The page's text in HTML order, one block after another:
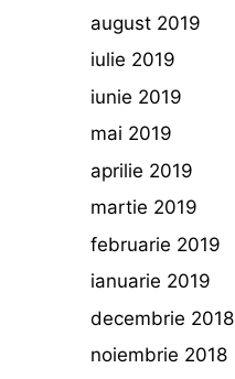
august 2019
iulie 2019
iunie 2019
mai 2019
aprilie 2019
martie 2019
februarie 2019
ianuarie 2019
decembrie 2018
noiembrie 2018